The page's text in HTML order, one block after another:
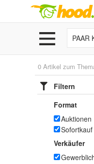
0 Artikel zum
Filtern
Format
Auktionen
Sofortkauf
Verkäufer